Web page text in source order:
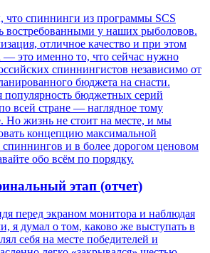
спиннинги из программы SCS
востребованными у наших рыболовов.
отличное качество и при этом
— это именно то, что сейчас нужно
спиннингистов независимо от
бюджета на снасти.
популярность бюджетных серий
всей стране — наглядное тому
Но жизнь не стоит на месте, и мы
концепцию максимальной
спиннингов и в более дорогом ценовом
обо всём по порядку.
этап (отчет)
перед экраном монитора и наблюдая
я думал о том, каково же выступать в
себя на месте победителей и